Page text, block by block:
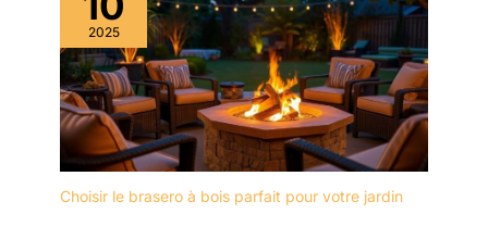
la main Kit ponceuse
électrique : 1 ponceuse
avec récupérateur de
poussière, 1 adaptateur
pour récupérateur de
poussière, 4 feuilles de
papier de verre P80, 4
P120, 4 feuilles de papier
【Facilité d'utilisation】
Cette ponceuse orbitale
est livrée avec 16 feuilles
de papier abrasif
adaptées à diverses
applications : décapage
de peinture, ponçage du
bois, traitement des
surfaces (choisir le type
2025
Choisir le brasero à bois parfait pour votre jardin